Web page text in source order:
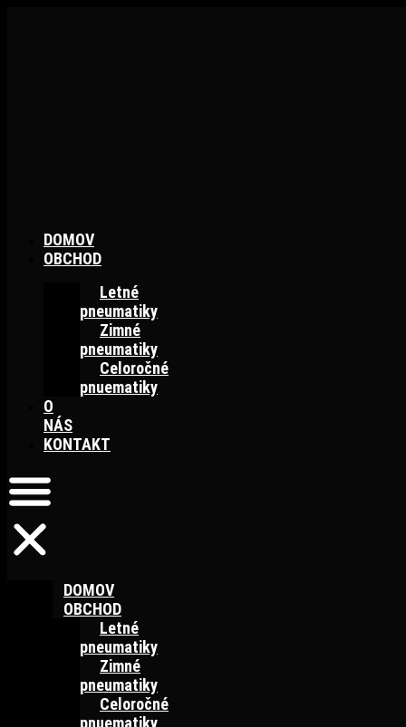
DOMOV
OBCHOD
Letné
pneumatiky
Zimné
pneumatiky
Celoročné
pnuematiky
O
NÁS
KONTAKT
DOMOV
OBCHOD
Letné
pneumatiky
Zimné
pneumatiky
Celoročné
pnuematiky